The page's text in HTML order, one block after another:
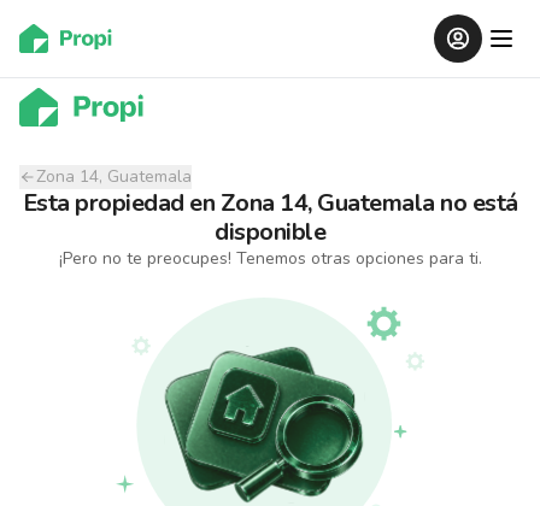
Zona 14, Guatemala
Esta propiedad en Zona 14, Guatemala no está
disponible
¡Pero no te preocupes! Tenemos otras opciones para ti.